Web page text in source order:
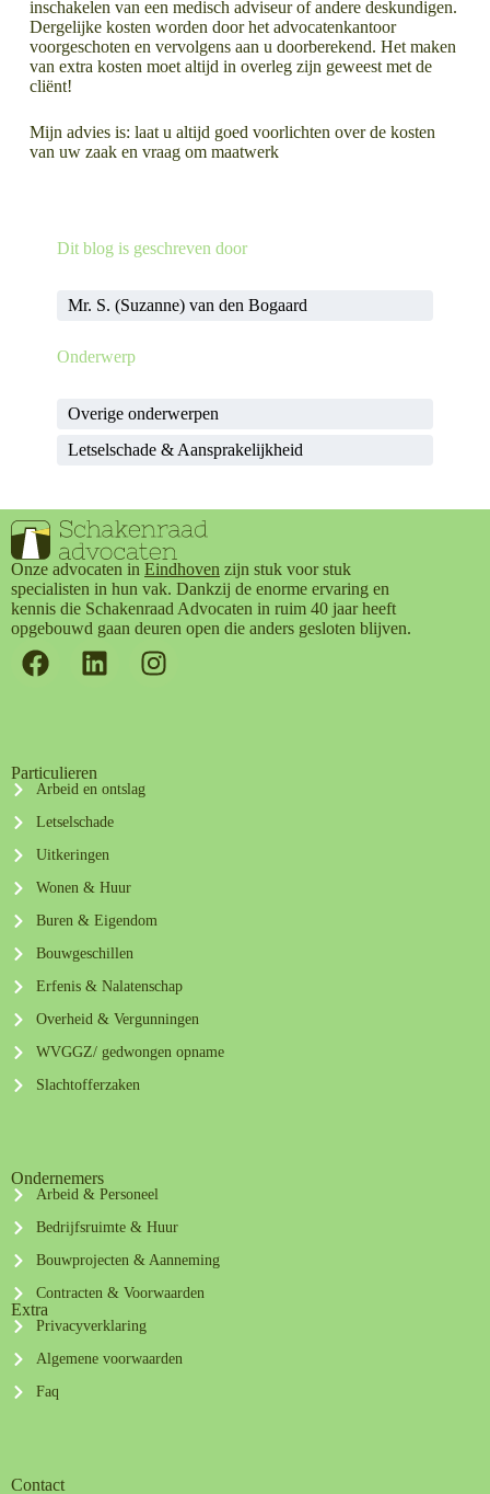
inschakelen van een medisch adviseur of andere deskundigen.
Dergelijke kosten worden door het advocatenkantoor
voorgeschoten en vervolgens aan u doorberekend. Het maken
van extra kosten moet altijd in overleg zijn geweest met de
cliënt!
Mijn advies is: laat u altijd goed voorlichten over de kosten
van uw zaak en vraag om maatwerk
Lagere rente = hogere schadevergoeding!
Dit blog is geschreven door
Mr. S. (Suzanne) van den Bogaard
Onderwerp
Overige onderwerpen
Letselschade & Aansprakelijkheid
Onze advocaten in Eindhoven zijn stuk voor stuk
specialisten in hun vak. Dankzij de enorme ervaring en
kennis die Schakenraad Advocaten in ruim 40 jaar heeft
opgebouwd gaan deuren open die anders gesloten blijven.
Particulieren
Arbeid en ontslag
Letselschade
Uitkeringen
Wonen & Huur
Buren & Eigendom
Bouwgeschillen
Erfenis & Nalatenschap
Overheid & Vergunningen
WVGGZ/ gedwongen opname
Slachtofferzaken
Ondernemers
Arbeid & Personeel
Bedrijfsruimte & Huur
Bouwprojecten & Aanneming
Contracten & Voorwaarden
Extra
Privacyverklaring
Algemene voorwaarden
Faq
Contact